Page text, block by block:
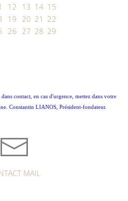
12 13 14 15
19 20 21 22
26 27 28 29
contact, en cas d'urgence, mettez dans votre
Constantin LIANOS, Président-fondateur.
MAIL